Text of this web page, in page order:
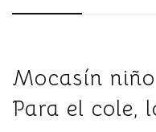
Mocasín
Para el cole,